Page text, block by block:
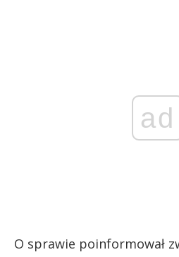
ad
O sprawie poinformował